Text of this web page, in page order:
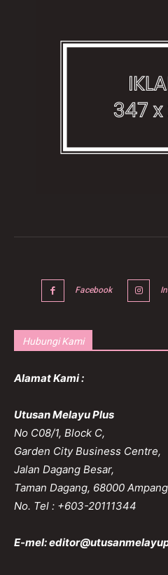
Facebook
Hubungi Kami
Alamat Kami :
Utusan Melayu Plus
No C08/1, Block C,
Garden City Business Centre,
Jalan Dagang Besar,
Taman Dagang, 68000
No. Tel : +603-20111344
E-mel: